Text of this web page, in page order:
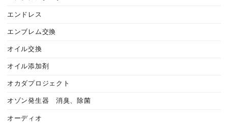
エンドレス
エンブレム交換
オイル交換
オイル添加剤
オカダプロジェクト
オゾン発生器 消臭、除菌
オーディオ